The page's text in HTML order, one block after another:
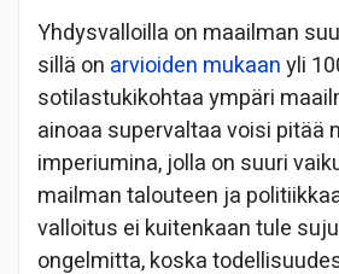
Yhdysvalloilla on maailman
sillä on arvioiden mukaanyli
sotilastukikohtaa ympäri
ainoaa supervaltaa voisi pitää
imperiumina, jolla on suuri
mailman talouteen ja
valloitus ei kuitenkaan tule
ongelmitta, koska